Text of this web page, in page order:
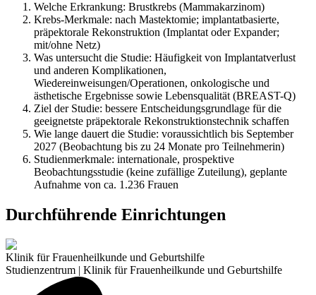
Welche Erkrankung: Brustkrebs (Mammakarzinom)
Krebs-Merkmale: nach Mastektomie; implantatbasierte,
präpektorale Rekonstruktion (Implantat oder Expander;
mit/ohne Netz)
Was untersucht die Studie: Häufigkeit von Implantatverlust
und anderen Komplikationen,
Wiedereinweisungen/Operationen, onkologische und
ästhetische Ergebnisse sowie Lebensqualität (BREAST-Q)
Ziel der Studie: bessere Entscheidungsgrundlage für die
geeignetste präpektorale Rekonstruktionstechnik schaffen
Wie lange dauert die Studie: voraussichtlich bis September
2027 (Beobachtung bis zu 24 Monate pro Teilnehmerin)
Studienmerkmale: internationale, prospektive
Beobachtungsstudie (keine zufällige Zuteilung), geplante
Aufnahme von ca. 1.236 Frauen
Durchführende Einrichtungen
Klinik für Frauenheilkunde und Geburtshilfe
Studienzentrum | Klinik für Frauenheilkunde und Geburtshilfe